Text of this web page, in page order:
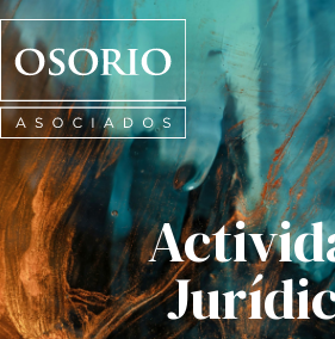
Osorio
Asociados